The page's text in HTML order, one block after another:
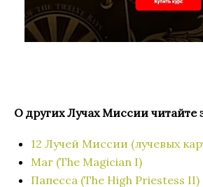
О других Лучах Миссии читайте
12 Лучей Миссии (лучевых
Маг (The Magician I)
Папесса (The High Priestess II)